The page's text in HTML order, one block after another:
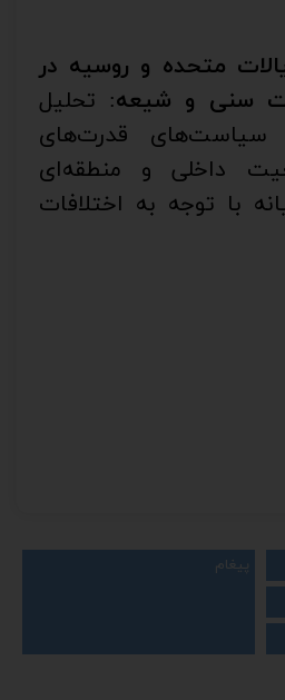
متحده و روسیه در
سنی و شیعه: تحلیل
قدرت‌های
داخلی و منطقه‌ای
با توجه به اختلافات